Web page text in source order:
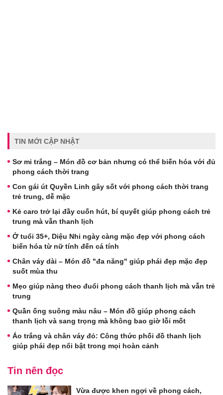
TIN MỚI CẬP NHẬT
Sơ mi trắng – Món đồ cơ bản nhưng có thể biến hóa với đủ
phong cách thời trang
Con gái út Quyền Linh gây sốt với phong cách thời trang
trẻ trung, dễ mặc
Kẻ caro trở lại đầy cuốn hút, bí quyết giúp phong cách trẻ
trung mà vẫn thanh lịch
Ở tuổi 35+, Diệu Nhi ngày càng mặc đẹp với phong cách
biến hóa từ nữ tính đến cá tính
Chân váy dài – Món đồ "đa năng" giúp phái đẹp mặc đẹp
suốt mùa thu
Mẹo giúp nàng theo đuổi phong cách thanh lịch mà vẫn trẻ
trung
Quần ống suông màu nâu – Món đồ giúp phong cách
thanh lịch và sang trọng mà không bao giờ lỗi mốt
Áo trắng và chân váy đỏ: Công thức phối đồ thanh lịch
giúp phái đẹp nổi bật trong mọi hoàn cảnh
Tin nên đọc
Vừa được khen ngợi về phong cách,